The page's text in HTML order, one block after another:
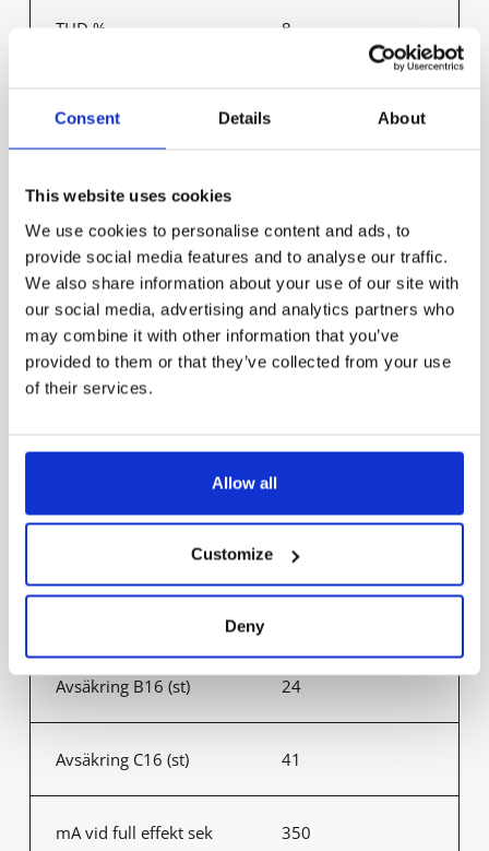
Consent Details About
This website uses cookies
We use cookies to personalise content and ads, to
provide social media features and to analyse our traffic.
We also share information about your use of our site with
our social media, advertising and analytics partners who
may combine it with other information that you’ve
provided to them or that they’ve collected from your use
of their services.
Allow all
Customize
Deny
THD % 8
Vidarekoppling
Överkoppling
5x1.5mm²
Överspänningsskydd,
CM, kV/kA
2
1
Avsäkring B16 (st) 24
Avsäkring C16 (st) 41
mA vid full effekt sek 350